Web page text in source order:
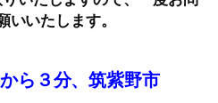
いいたします。
ら３分、筑紫野市